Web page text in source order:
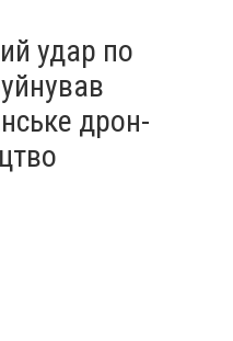
удар по
дрон-